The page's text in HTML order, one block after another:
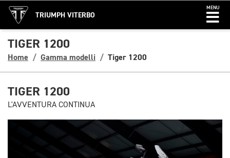
TRIUMPH VITERBO
MENU
TIGER 1200
Home Gamma modelli Tiger 1200
TIGER 1200
L'AVVENTURA CONTINUA